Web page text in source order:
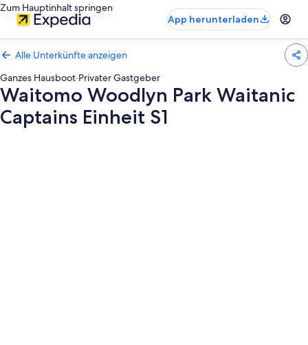
Zum Hauptinhalt springen
App herunterladen
Alle Unterkünfte anzeigen
Ganzes Hausboot·Privater Gastgeber
Waitomo Woodlyn Park Waitanic
Captains Einheit S1